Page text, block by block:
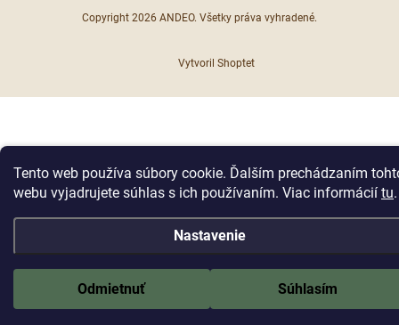
Tento web používa súbory cookie. Ďalším prechádzaním
webu vyjadrujete súhlas s ich používaním. Viac informácií tu.
Nastavenie
Odmietnuť Súhlasím
Vytvoril Shoptet
Copyright 2026 ANDEO. Všetky práva vyhradené.